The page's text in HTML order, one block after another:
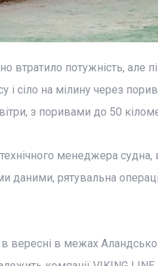
втратило потужність, але
і сіло на мілину через
з поривами до 50
менеджера
даними, рятувальна
вересні в межах